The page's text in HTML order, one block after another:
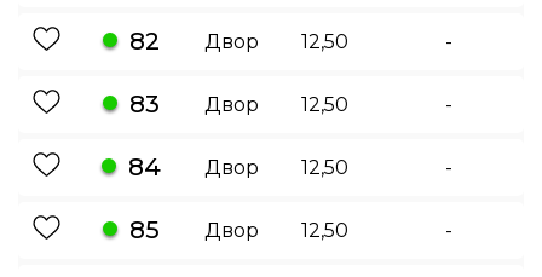
82 Двор 12,50 -
83 Двор 12,50 -
84 Двор 12,50 -
85 Двор 12,50 -